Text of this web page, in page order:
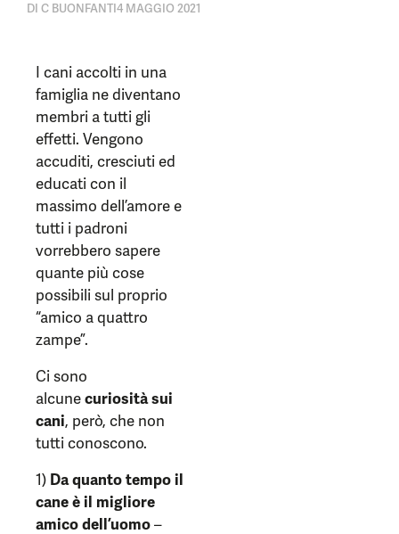
DI C BUONFANTI4 MAGGIO 2021
I cani accolti in una
famiglia ne diventano
membri a tutti gli
effetti. Vengono
accuditi, cresciuti ed
educati con il
massimo dell’amore e
tutti i padroni
vorrebbero sapere
quante più cose
possibili sul proprio
“amico a quattro
zampe”.
Ci sono
alcunecuriosità sui
cani, però, che non
tutti conoscono.
1) Da quanto tempo il
cane è il migliore
amico dell’uomo–